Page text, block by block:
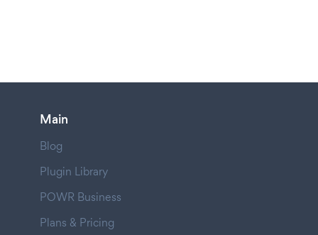
Main
Blog
Plugin Library
POWR Business
Plans & Pricing